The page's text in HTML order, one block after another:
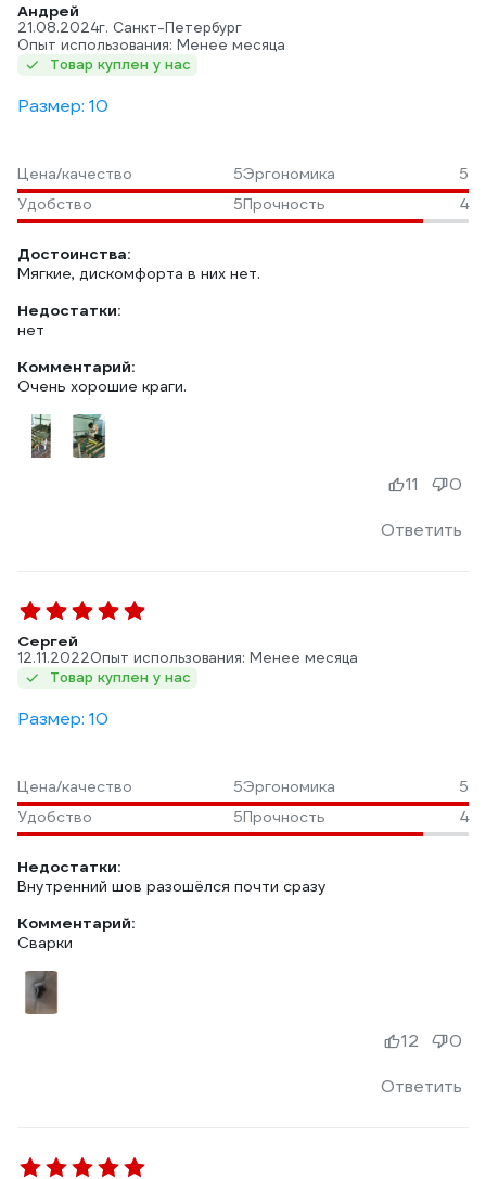
Андрей
21.08.2024г. Санкт-Петербург
Опыт использования: Менее месяца
Товар куплен у нас
Размер: 10
Цена/качество 5Эргономика
5
Удобство
5Прочность 4
Достоинства:
Мягкие, дискомфорта в них нет.
Недостатки:
нет
Комментарий:
Очень хорошие краги.
Ответить
11 0
Сергей
12.11.2022Опыт использования: Менее месяца
Товар куплен у нас
Размер: 10
Цена/качество 5Эргономика
5
Удобство
5Прочность 4
Недостатки:
Внутренний шов разошёлся почти сразу
Комментарий:
Сварки
Ответить
12 0